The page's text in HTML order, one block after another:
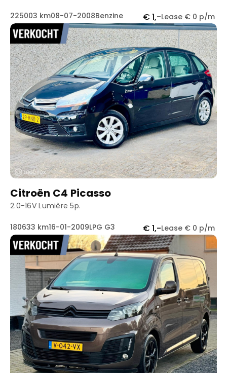
225003 km08-07-2008Benzine € 1,-Lease € 0 p/m
Citroën C4 Picasso
2.0-16V Lumière 5p.
180633 km16-01-2009LPG G3 € 1,-Lease € 0 p/m